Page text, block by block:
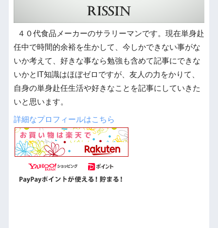
４０代食品メーカーのサラリーマンです。現在単身赴
任中で時間的余裕を生かして、今しかできない事がな
いか考えて、好きな事なら勉強も含めて記事にできな
いかとIT知識はほぼゼロですが、友人の力をかりて、
自身の単身赴任生活や好きなことを記事にしていきた
いと思います。
詳細なプロフィールはこちら